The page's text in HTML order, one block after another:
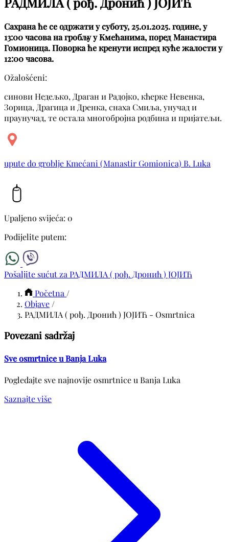
Сахрана ће се одржати у суботу, 25.01.2025. године, у
13:00 часова на гробљу у Кмећанима, поред Манастира
Гомионица. Поворка ће кренути испред куће жалости у
12:00 часова.
Ožalošćeni:
синови Недељко, Драган и Радојко, кћерке Невенка,
Зорица, Драгица и Дренка, снаха Смиља, унучад и
праунучад, те остала многобројна родбина и пријатељи.
upute do groblje Kmećani (Manastir Gomionica) B. Luka
Upaljeno svijeća: 0
Podijelite putem:
Pošaljite sućut za РАДМИЛА ( рођ. Дронић ) ЈОЈИЋ
Početna /
Objave /
РАДМИЛА ( рођ. Дронић ) ЈОЈИЋ - Osmrtnica
Povezani sadržaj
Sve osmrtnice u Banja Luka
Pogledajte sve najnovije osmrtnice u Banja Luka
Saznajte više